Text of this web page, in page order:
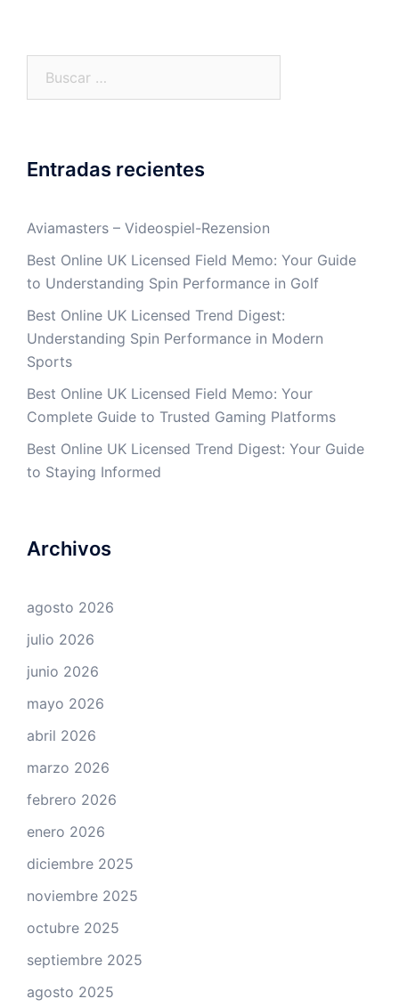
Entradas recientes
Aviamasters – Videospiel-Rezension
Best Online UK Licensed Field Memo: Your Guide
to Understanding Spin Performance in Golf
Best Online UK Licensed Trend Digest:
Understanding Spin Performance in Modern
Sports
Best Online UK Licensed Field Memo: Your
Complete Guide to Trusted Gaming Platforms
Best Online UK Licensed Trend Digest: Your Guide
to Staying Informed
Archivos
agosto 2026
julio 2026
junio 2026
mayo 2026
abril 2026
marzo 2026
febrero 2026
enero 2026
diciembre 2025
noviembre 2025
octubre 2025
septiembre 2025
agosto 2025